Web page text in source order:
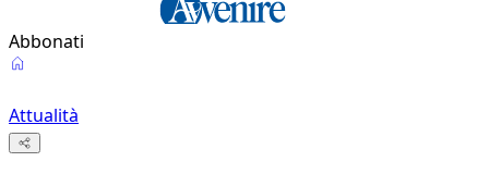
Abbonati
Attualità